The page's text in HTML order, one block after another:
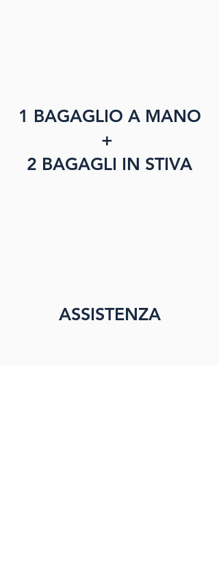
1 BAGAGLIO A MANO
+
2 BAGAGLI IN STIVA
ASSISTENZA